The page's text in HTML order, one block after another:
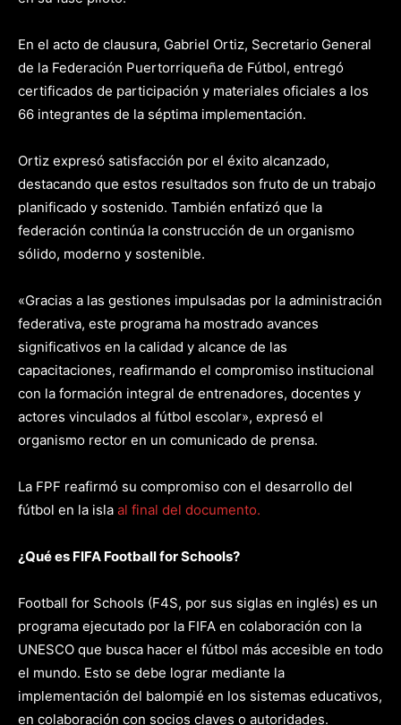
En el acto de clausura, Gabriel Ortiz, Secretario General
de la Federación Puertorriqueña de Fútbol, entregó
certificados de participación y materiales oficiales a los
66 integrantes de la séptima implementación.
Ortiz expresó satisfacción por el éxito alcanzado,
destacando que estos resultados son fruto de un trabajo
planificado y sostenido. También enfatizó que la
federación continúa la construcción de un organismo
sólido, moderno y sostenible.
«Gracias a las gestiones impulsadas por la administración
federativa, este programa ha mostrado avances
significativos en la calidad y alcance de las
capacitaciones, reafirmando el compromiso institucional
con la formación integral de entrenadores, docentes y
actores vinculados al fútbol escolar», expresó el
organismo rector en un comunicado de prensa.
La FPF reafirmó su compromiso con el desarrollo del
fútbol en la isla al final del documento.
¿Qué es FIFA Football for Schools?
Football for Schools (F4S, por sus siglas en inglés) es un
programa ejecutado por la FIFA en colaboración con la
UNESCO que busca hacer el fútbol más accesible en todo
el mundo. Esto se debe lograr mediante la
implementación del balompié en los sistemas educativos,
en colaboración con socios claves o autoridades.